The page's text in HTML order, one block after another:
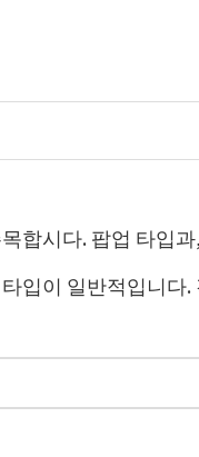
합시다. 팝업 타입
입이 일반적입니다